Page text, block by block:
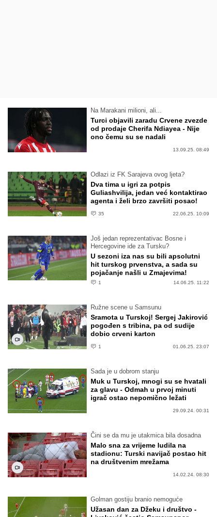
Na Marakani milioni, ali...
Turci objavili zaradu Crvene zvezde
od prodaje Cherifa Ndiayea - Nije
ono čemu su se nadali
13.09.25. 08:49
Odlazi iz FK Sarajeva ovog ljeta?
Dva tima u igri za potpis
Guliashvilija, jedan već kontaktirao
agenta i želi brzo završiti posao!
35 22.06.25. 10:09
Još jedan reprezentativac Bosne i
Hercegovine ide za Tursku?
U sezoni iza nas su bili apsolutni
hit turskog prvenstva, a sada su
pojačanje našli u Zmajevima!
1 14.06.25. 11:22
Ružne scene u Samsunu
Sramota u Turskoj! Sergej Jakirović
pogođen s tribina, pa od sudije
dobio crveni karton
1 01.06.25. 23:07
Sada je u dobrom stanju
Muk u Turskoj, mnogi su se hvatali
za glavu - Odmah u prvoj minuti
igrač ostao nepomično ležati
29.09.24. 00:31
Čini se da mu je utakmica bila dosadna
Malo sna za vrijeme ludila na
stadionu: Turski navijač postao hit
na društvenim mrežama
14.02.24. 08:30
Golman gostiju branio nemoguće
Užasan dan za Džeku i društvo -